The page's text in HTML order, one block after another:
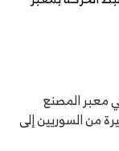
معبر المصنع
من السوريين إلى